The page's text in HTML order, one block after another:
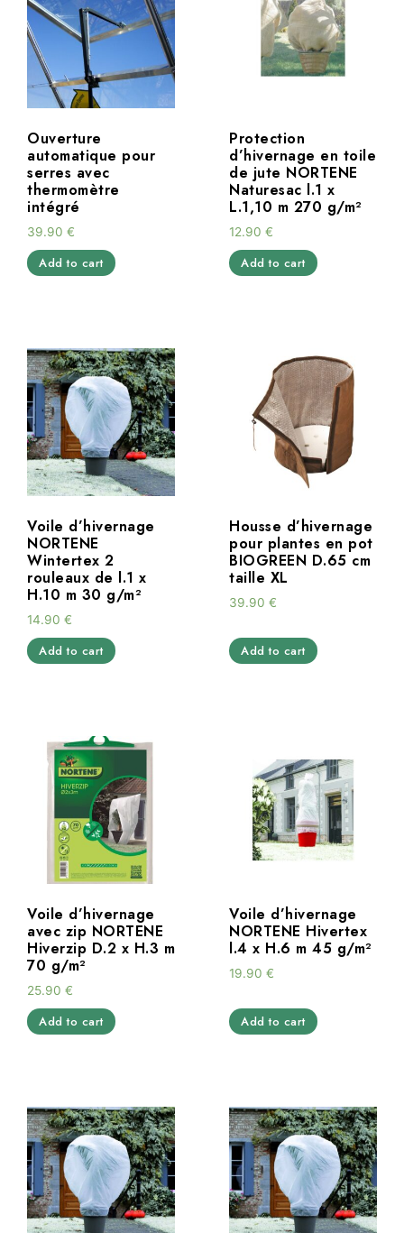
Ouverture
automatique pour
serres avec
thermomètre
intégré
39.90 €
Add to cart
Protection
d’hivernage en toile
de jute NORTENE
Naturesac l.1 x
L.1,10 m 270 g/m²
12.90 €
Add to cart
Voile d’hivernage
NORTENE
Wintertex 2
rouleaux de l.1 x
H.10 m 30 g/m²
14.90 €
Add to cart
Housse d’hivernage
pour plantes en pot
BIOGREEN D.65 cm
taille XL
39.90 €
Add to cart
Voile d’hivernage
avec zip NORTENE
Hiverzip D.2 x H.3 m
70 g/m²
25.90 €
Add to cart
Voile d’hivernage
NORTENE Hivertex
l.4 x H.6 m 45 g/m²
19.90 €
Add to cart